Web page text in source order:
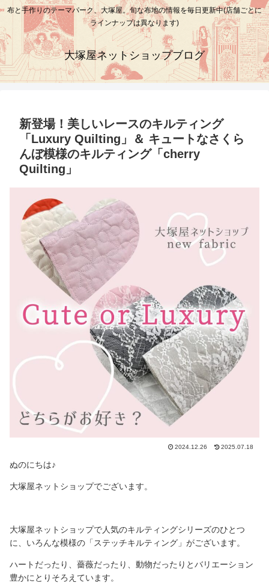
布と手作りのテーマパーク、大塚屋。旬な布地の情報を毎日更新中(店舗ごとに
ラインナップは異なります)
大塚屋ネットショップブログ
新登場！美しいレースのキルティング
「Luxury Quilting」＆ キュートなさくら
んぼ模様のキルティング「cherry
Quilting」
2024.12.26 2025.07.18
ぬのにちは♪
大塚屋ネットショップでございます。
大塚屋ネットショップで人気のキルティングシリーズのひとつ
に、いろんな模様の「ステッチキルティング」がございます。
ハートだったり、薔薇だったり、動物だったりとバリエーション
豊かにとりそろえています。